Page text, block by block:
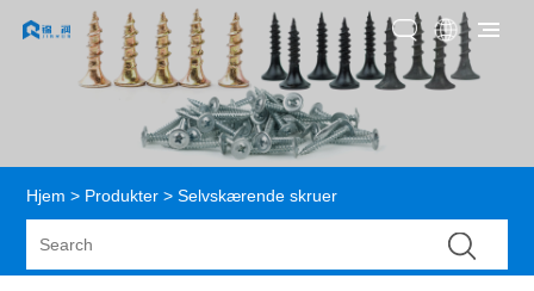
Hjem > Produkter > Selvskærende skruer